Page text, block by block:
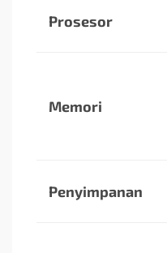
Prosesor
Memori
Penyimpanan